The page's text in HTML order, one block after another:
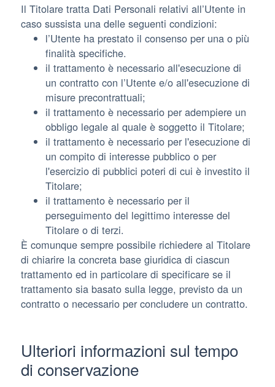
Il Titolare tratta Dati Personali relativi all’Utente in
caso sussista una delle seguenti condizioni:
l’Utente ha prestato il consenso per una o più
finalità specifiche.
il trattamento è necessario all'esecuzione di
un contratto con l’Utente e/o all'esecuzione di
misure precontrattuali;
il trattamento è necessario per adempiere un
obbligo legale al quale è soggetto il Titolare;
il trattamento è necessario per l'esecuzione di
un compito di interesse pubblico o per
l'esercizio di pubblici poteri di cui è investito il
Titolare;
il trattamento è necessario per il
perseguimento del legittimo interesse del
Titolare o di terzi.
È comunque sempre possibile richiedere al Titolare
di chiarire la concreta base giuridica di ciascun
trattamento ed in particolare di specificare se il
trattamento sia basato sulla legge, previsto da un
contratto o necessario per concludere un contratto.
Ulteriori informazioni sul tempo
di conservazione